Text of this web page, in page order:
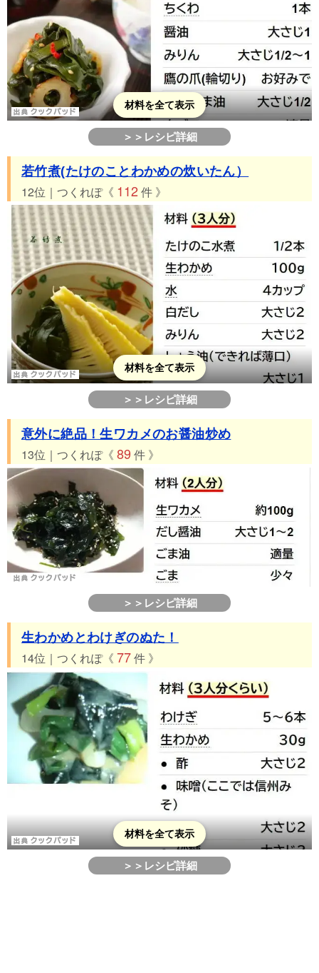
材料を全て表示
＞＞レシピ詳細
若竹煮(たけのことわかめの炊いたん）
12位｜つくれぽ《 112 件 》
材料を全て表示
＞＞レシピ詳細
意外に絶品！生ワカメのお醤油炒め
13位｜つくれぽ《 89 件 》
＞＞レシピ詳細
生わかめとわけぎのぬた！
14位｜つくれぽ《 77件 》
材料を全て表示
＞＞レシピ詳細